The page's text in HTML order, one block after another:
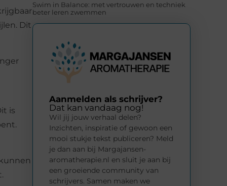
Dit
is
Swim in Balance: met vertrouwen en techniek
beter leren zwemmen
Aanmelden als schrijver?
Dat kan vandaag nog!
Wil jij jouw verhaal delen?
Inzichten, inspiratie of gewoon een
mooi stukje tekst publiceren? Meld
je dan aan bij Margajansen-
aromatherapie.nl en sluit je aan bij
een groeiende community van
schrijvers. Samen maken we